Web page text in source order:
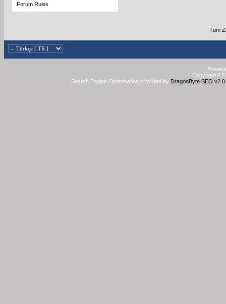
Forum Rules
Tüm
Copyright
Search Engine Optimisation provided by DragonByte SEO